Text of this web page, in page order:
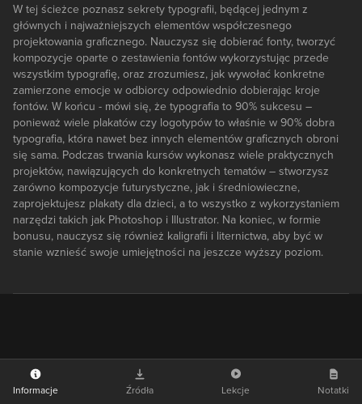
W tej ścieżce poznasz sekrety typografii, będącej jednym z
głównych i najważniejszych elementów współczesnego
projektowania graficznego. Nauczysz się dobierać fonty, tworzyć
kompozycje oparte o zestawienia fontów wykorzystując przede
wszystkim typografię, oraz zrozumiesz, jak wywołać konkretne
zamierzone emocje w odbiorcy odpowiednio dobierając kroje
fontów. W końcu - mówi się, że typografia to 90% sukcesu –
ponieważ wiele plakatów czy logotypów to właśnie w 90% dobra
typografia, która nawet bez innych elementów graficznych obroni
się sama. Podczas trwania kursów wykonasz wiele praktycznych
projektów, nawiązujących do konkretnych tematów – stworzysz
zarówno kompozycje futurystyczne, jak i średniowieczne,
zaprojektujesz plakaty dla dzieci, a to wszystko z wykorzystaniem
narzędzi takich jak Photoshop i Illustrator. Na koniec, w formie
bonusu, nauczysz się również kaligrafii i liternictwa, aby być w
stanie wznieść swoje umiejętności na jeszcze wyższy poziom.
Informacje Źródła Lekcje Notatki